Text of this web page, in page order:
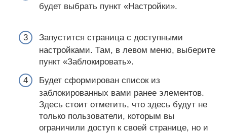
будет выбрать пункт «Настройки».
Запустится страница с доступными
настройками. Там, в левом меню, выберите
пункт «Заблокировать».
Будет сформирован список из
заблокированных вами ранее элементов.
Здесь стоит отметить, что здесь будут не
только пользователи, которым вы
ограничили доступ к своей странице, но и